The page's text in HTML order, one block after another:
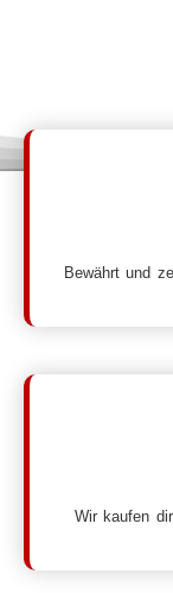
Bewährt und
Wir kaufen